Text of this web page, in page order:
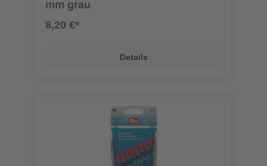
mm grau
8,20 €*
Details